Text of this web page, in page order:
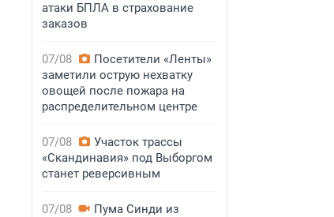
атаки БПЛА в страхование
заказов
07/08
Посетители «Ленты»
заметили острую нехватку
овощей после пожара на
распределительном центре
07/08
Участок трассы
«Скандинавия» под Выборгом
станет реверсивным
07/08
Пума Синди из